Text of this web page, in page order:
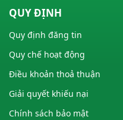
QUY ĐỊNH
Quy định đăng tin
Quy chế hoạt động
Điều khoản thoả thuận
Giải quyết khiếu nại
Chính sách bảo mật